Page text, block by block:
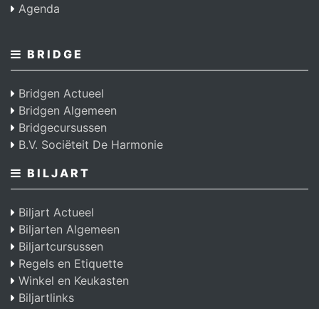
Agenda
BRIDGE
Bridgen Actueel
Bridgen Algemeen
Bridgecursussen
B.V. Sociëteit De Harmonie
BILJART
Biljart Actueel
Biljarten Algemeen
Biljartcursussen
Regels en Etiquette
Winkel en Keukasten
Biljartlinks